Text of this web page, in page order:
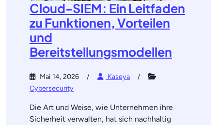
Cloud-SIEM: Ein Leitfaden
zu Funktionen, Vorteilen
und
Bereitstellungsmodellen
Mai 14, 2026
Kaseya
Cybersecurity
Die Art und Weise, wie Unternehmen ihre
Sicherheit verwalten, hat sich nachhaltig